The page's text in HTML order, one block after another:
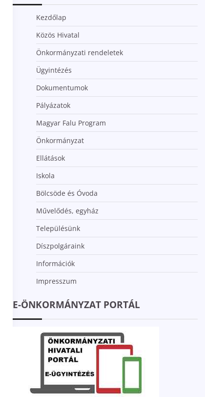
Kezdőlap
Közös Hivatal
Önkormányzati rendeletek
Ügyintézés
Dokumentumok
Pályázatok
Magyar Falu Program
Önkormányzat
Ellátások
Iskola
Bölcsöde és Óvoda
Művelődés, egyház
Településünk
Díszpolgáraink
Információk
Impresszum
E-ÖNKORMÁNYZAT PORTÁL